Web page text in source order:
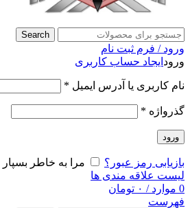
Search
ورود / فرم ثبت نام
ورود ایجاد حساب کاربری
نام کاربری یا آدرس ایمیل *
گذرواژه *
ورود
بازیابی رمز عبور؟
مرا به خاطر بسپار
لیست علاقه مندی ها
0 موارد / ۰ تومان
فهرست